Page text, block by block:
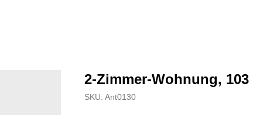
2-Zimmer-Wohnung,
SKU: Ant0130